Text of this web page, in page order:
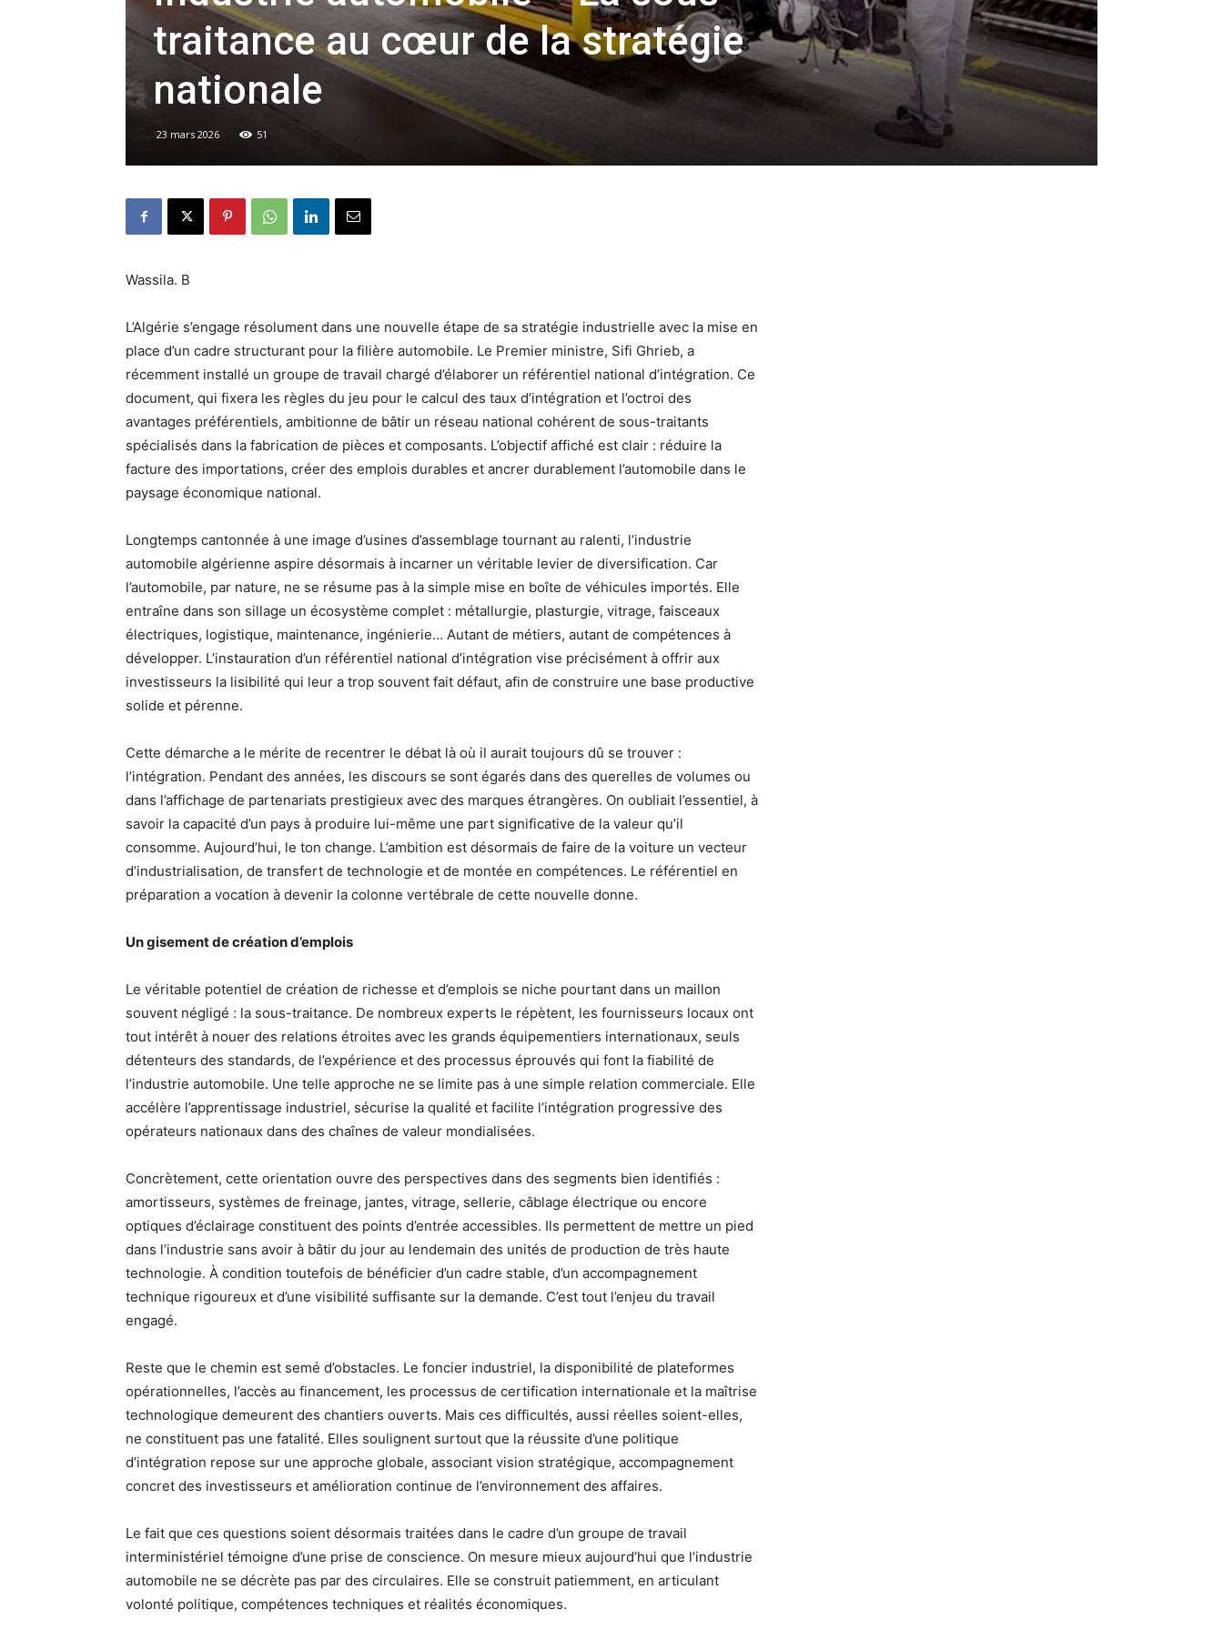
traitance au cœur de la stratégie
nationale
23 mars 2026 51
Wassila. B
L’Algérie s’engage résolument dans une nouvelle étape de sa stratégie industrielle avec la mise en
place d’un cadre structurant pour la filière automobile. Le Premier ministre, Sifi Ghrieb, a
récemment installé un groupe de travail chargé d’élaborer un référentiel national d’intégration. Ce
document, qui fixera les règles du jeu pour le calcul des taux d’intégration et l’octroi des
avantages préférentiels, ambitionne de bâtir un réseau national cohérent de sous-traitants
spécialisés dans la fabrication de pièces et composants. L’objectif affiché est clair : réduire la
facture des importations, créer des emplois durables et ancrer durablement l’automobile dans le
paysage économique national.
Longtemps cantonnée à une image d’usines d’assemblage tournant au ralenti, l’industrie
automobile algérienne aspire désormais à incarner un véritable levier de diversification. Car
l’automobile, par nature, ne se résume pas à la simple mise en boîte de véhicules importés. Elle
entraîne dans son sillage un écosystème complet : métallurgie, plasturgie, vitrage, faisceaux
électriques, logistique, maintenance, ingénierie… Autant de métiers, autant de compétences à
développer. L’instauration d’un référentiel national d’intégration vise précisément à offrir aux
investisseurs la lisibilité qui leur a trop souvent fait défaut, afin de construire une base productive
solide et pérenne.
Cette démarche a le mérite de recentrer le débat là où il aurait toujours dû se trouver :
l’intégration. Pendant des années, les discours se sont égarés dans des querelles de volumes ou
dans l’affichage de partenariats prestigieux avec des marques étrangères. On oubliait l’essentiel, à
savoir la capacité d’un pays à produire lui-même une part significative de la valeur qu’il
consomme. Aujourd’hui, le ton change. L’ambition est désormais de faire de la voiture un vecteur
d’industrialisation, de transfert de technologie et de montée en compétences. Le référentiel en
préparation a vocation à devenir la colonne vertébrale de cette nouvelle donne.
Un gisement de création d’emplois
Le véritable potentiel de création de richesse et d’emplois se niche pourtant dans un maillon
souvent négligé : la sous-traitance. De nombreux experts le répètent, les fournisseurs locaux ont
tout intérêt à nouer des relations étroites avec les grands équipementiers internationaux, seuls
détenteurs des standards, de l’expérience et des processus éprouvés qui font la fiabilité de
l’industrie automobile. Une telle approche ne se limite pas à une simple relation commerciale. Elle
accélère l’apprentissage industriel, sécurise la qualité et facilite l’intégration progressive des
opérateurs nationaux dans des chaînes de valeur mondialisées.
Concrètement, cette orientation ouvre des perspectives dans des segments bien identifiés :
amortisseurs, systèmes de freinage, jantes, vitrage, sellerie, câblage électrique ou encore
optiques d’éclairage constituent des points d’entrée accessibles. Ils permettent de mettre un pied
dans l’industrie sans avoir à bâtir du jour au lendemain des unités de production de très haute
technologie. À condition toutefois de bénéficier d’un cadre stable, d’un accompagnement
technique rigoureux et d’une visibilité suffisante sur la demande. C’est tout l’enjeu du travail
engagé.
Reste que le chemin est semé d’obstacles. Le foncier industriel, la disponibilité de plateformes
opérationnelles, l’accès au financement, les processus de certification internationale et la maîtrise
technologique demeurent des chantiers ouverts. Mais ces difficultés, aussi réelles soient-elles,
ne constituent pas une fatalité. Elles soulignent surtout que la réussite d’une politique
d’intégration repose sur une approche globale, associant vision stratégique, accompagnement
concret des investisseurs et amélioration continue de l’environnement des affaires.
Le fait que ces questions soient désormais traitées dans le cadre d’un groupe de travail
interministériel témoigne d’une prise de conscience. On mesure mieux aujourd’hui que l’industrie
automobile ne se décrète pas par des circulaires. Elle se construit patiemment, en articulant
volonté politique, compétences techniques et réalités économiques.